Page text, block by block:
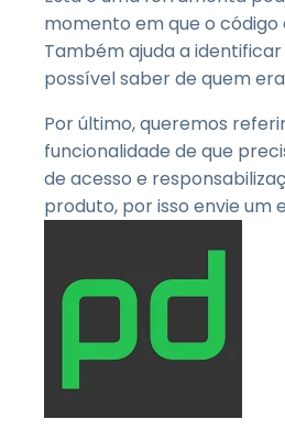
momento em que o
Também ajuda a
possível saber de quem
Por último, queremos
funcionalidade de que
de acesso e
produto, por isso envie um